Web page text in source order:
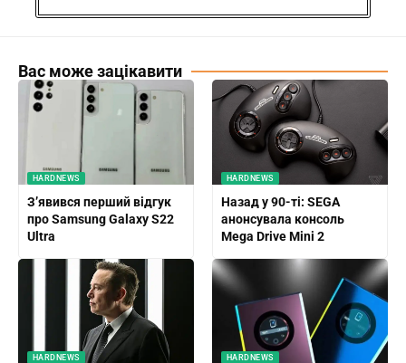
Вас може зацікавити
HARDNEWS
З’явився перший відгук
про Samsung Galaxy S22
Ultra
HARDNEWS
Назад у 90-ті: SEGA
анонсувала консоль
Mega Drive Mini 2
HARDNEWS HARDNEWS